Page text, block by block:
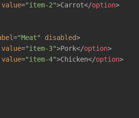
value="item-2">Carrot</option>
="Meat" disabled>
value="item-3">Pork</option>
value="item-4">Chicken</option>